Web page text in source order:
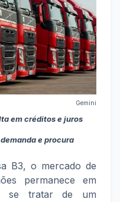
Gemini
em créditos e juros
e procura
B3, o mercado de
permanece em
se tratar de um